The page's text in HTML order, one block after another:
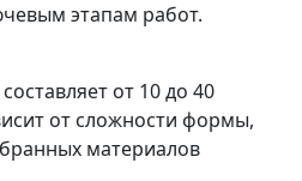
этапам работ.
от 10 до 40
от сложности формы,
материалов